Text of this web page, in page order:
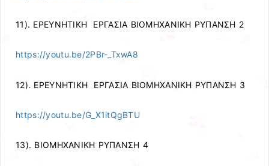
11). ΕΡΕΥΝΗΤΙΚΗ ΕΡΓΑΣΙΑ ΒΙΟΜΗΧΑΝΙΚΗ ΡΥΠΑΝΣΗ 2
https://youtu.be/2PBr-_TxwA8
12). ΕΡΕΥΝΗΤΙΚΗ ΕΡΓΑΣΙΑ ΒΙΟΜΗΧΑΝΙΚΗ ΡΥΠΑΝΣΗ 3
https://youtu.be/G_X1itQgBTU
13). ΒΙΟΜΗΧΑΝΙΚΗ ΡΥΠΑΝΣΗ 4